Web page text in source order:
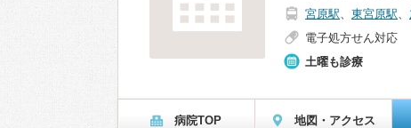
宮原駅、 東宮原駅、
電子処方せん対応
土曜も診療
病院TOP 地図・アクセス